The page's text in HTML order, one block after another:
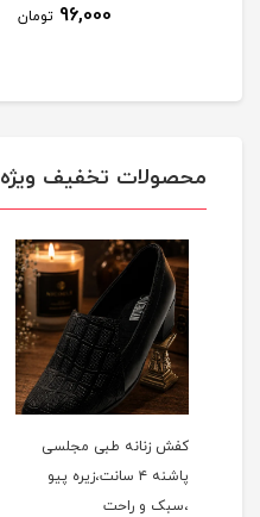
96,000 تومان
محصولات تخفیف ویژه
کفش زنانه طبی مجلسی
پاشنه ۴ سانت،زیره پیو
،سبک و راحت